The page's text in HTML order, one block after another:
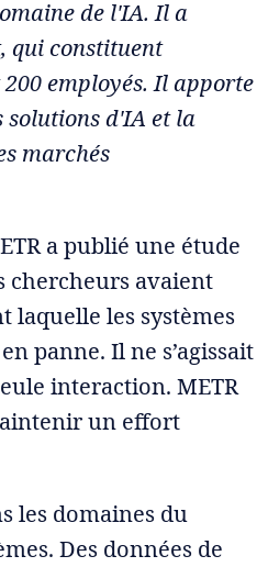
de l'IA. Il a
qui constituent
employés. Il apporte
solutions d'IA et la
marchés
a publié une étude
chercheurs avaient
laquelle les systèmes
panne. Il ne s’agissait
interaction. METR
un effort
les domaines du
Des données de